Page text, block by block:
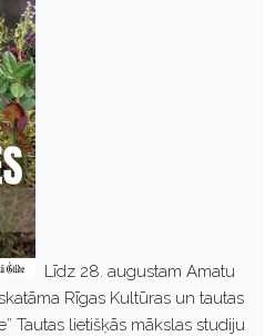
Līdz 28. augustam Amatu
Rīgas Kultūras un tautas
Tautas lietišķās mākslas studiju